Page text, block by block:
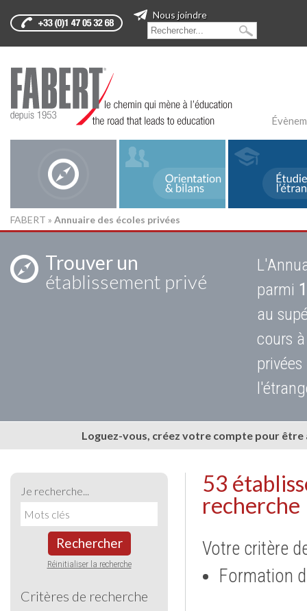
Nous joindre
FABERT » Annuaire des écoles privées
Trouver un
établissement privé
parmi
au
cours
Loguez-vous, créez votre compte pour
Je recherche...
Rechercher
Réinitialiser la recherche
Critères de recherche
53
recherche
Votre critère
Formation